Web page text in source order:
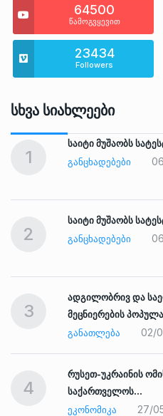
64500
წამოგვყევით
23434
Followers
Სხვა Სიახლეები
1
საიტი მუშაობს
ᲒᲐᲜᲪᲮᲐᲓᲔᲑᲔᲑᲘ
2
საიტი მუშაობს
ᲒᲐᲜᲪᲮᲐᲓᲔᲑᲔᲑᲘ
3
ადგილობრივ და
მეცნიერების
ᲒᲐᲜᲐᲗᲚᲔᲑᲐ
02/
4
რუსეთ-უკრაინის
საქართველოს…
ᲔᲙᲝᲜᲝᲛᲘᲙᲐ
27/